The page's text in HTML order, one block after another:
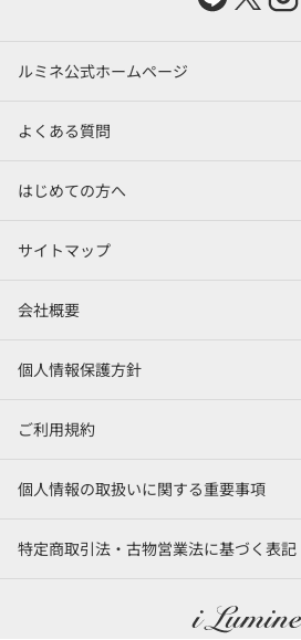
ルミネ公式ホームページ
よくある質問
はじめての方へ
サイトマップ
会社概要
個人情報保護方針
ご利用規約
個人情報の取扱いに関する重要事項
特定商取引法・古物営業法に基づく表記